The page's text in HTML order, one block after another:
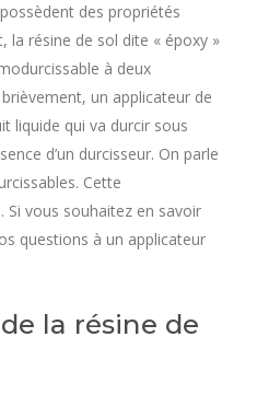
des propriétés
la résine de sol dite « époxy »
à deux
un applicateur de
liquide qui va durcir sous
d’un durcisseur. On parle
Cette
vous souhaitez en savoir
questions à un applicateur
la résine de